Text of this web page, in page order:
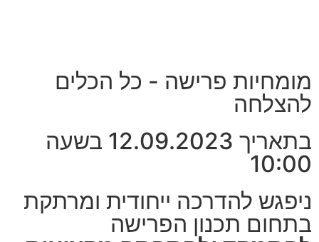
מומחיות פרישה - כל הכלים
להצלחה
בתאריך 12.09.2023 בשעה
10:00
ניפגש להדרכה ייחודית ומרתקת
בתחום תכנון הפרישה